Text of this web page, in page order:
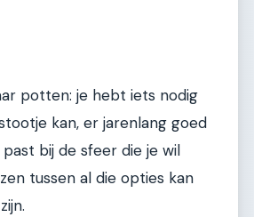
potten: je hebt iets nodig
kan, er jarenlang goed
bij de sfeer die je wil
tussen al die opties kan